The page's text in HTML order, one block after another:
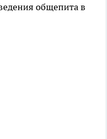
общепита в